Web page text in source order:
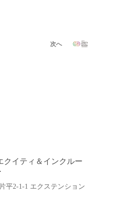
次へ
クイティ＆インクルー
平2-1-1 エクステンション